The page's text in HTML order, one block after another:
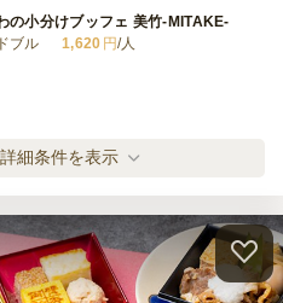
の小分けブッフェ 美竹-MITAKE-
ブル
1,620 円/人
ブル
2,160円/人
の小分けブッフェ 瑞穂-MIZUHO-
ブル
2,700円/人
細条件を表示